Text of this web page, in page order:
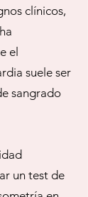
clínicos,
el
suele ser
sangrado
un test de